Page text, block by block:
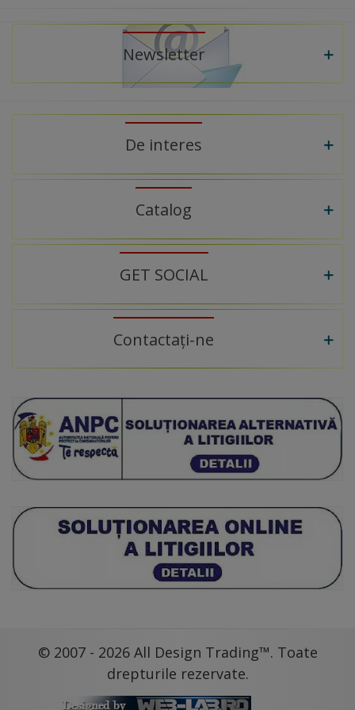
Newsletter
De interes
Catalog
GET SOCIAL
Contactați-ne
© 2007 - 2026 All Design Trading™. Toate
drepturile rezervate.